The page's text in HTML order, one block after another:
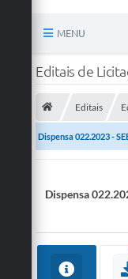
MENU
Principal
A Nossa Cidade
Editais de
Editais
Dispensa 022.2023 -
Dispensa